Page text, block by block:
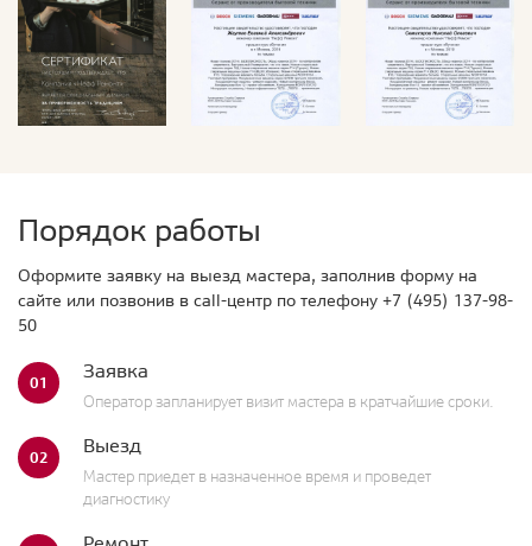
Порядок работы
Оформите заявку на выезд мастера, заполнив форму на
сайте или позвонив в call-центр по телефону +7 (495) 137-98-
50
01 Заявка
Оператор запланирует визит мастера в кратчайшие сроки.
02 Выезд
Мастер приедет в назначенное время и проведет
диагностику